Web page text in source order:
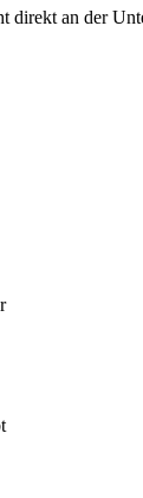
direkt an der